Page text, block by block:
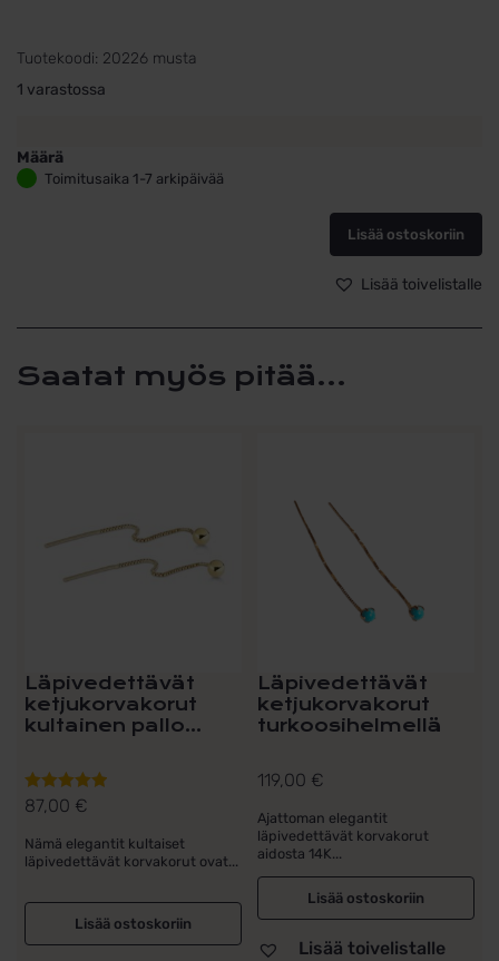
Tuotekoodi: 20226 musta
1 varastossa
Määrä
Kultaiset
mm
Toimitusaika 1-7 arkipäivää
Lisää ostoskoriin
Lisää toivelistalle
Saatat myös pitää...
Läpivedettävät
ketjukorvakorut
kultainen pallo...
Arvostelu
5.00 / 5
87,00 €
Nämä elegantit kultaiset
läpivedettävät korvakorut ovat...
Lisää ostoskoriin
Läpivedettävät
ketjukorvakorut
turkoosihelmellä
119,00 €
Ajattoman elegantit
läpivedettävät korvakorut
aidosta 14K...
Lisää ostoskoriin
Lisää toivelistalle